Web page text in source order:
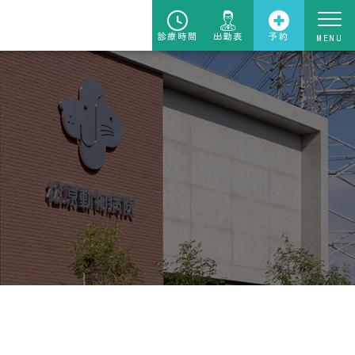
診療時間 出勤表 予約